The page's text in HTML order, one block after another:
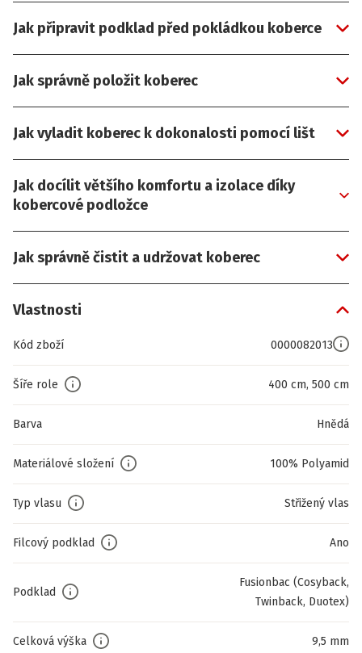
Jak připravit podklad před pokládkou koberce
Jak správně položit koberec
Jak vyladit koberec k dokonalosti pomocí lišt
Jak docílit většího komfortu a izolace díky
kobercové podložce
Jak správně čistit a udržovat koberec
Vlastnosti
Kód zboží 0000082013
Šíře role 400 cm, 500 cm
Barva Hnědá
Materiálové složení 100% Polyamid
Typ vlasu Střižený vlas
Filcový podklad Ano
Podklad
Fusionbac (Cosyback,
Twinback, Duotex)
Celková výška 9,5 mm